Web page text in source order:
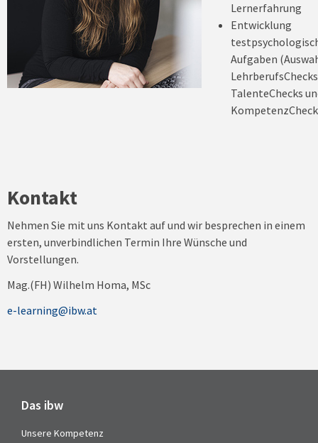
Lernerfahrung
Entwicklung
Aufgaben
TalenteChecks
Kontakt
Nehmen Sie mit uns Kontakt auf und wir besprechen in einem
ersten, unverbindlichen Termin Ihre Wünsche und
Vorstellungen.
Mag.(FH) Wilhelm Homa, MSc
e-learning@ibw.at
Das ibw
Unsere Kompetenz